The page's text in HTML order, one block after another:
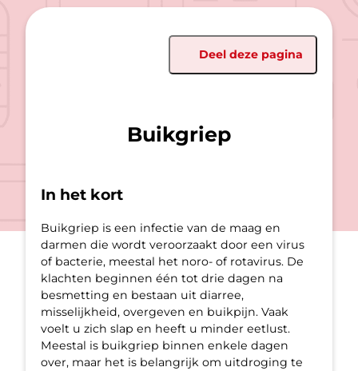
Deel deze pagina
Buikgriep
In het kort
Buikgriep is een infectie van de maag en
darmen die wordt veroorzaakt door een virus
of bacterie, meestal het noro- of rotavirus. De
klachten beginnen één tot drie dagen na
besmetting en bestaan uit diarree,
misselijkheid, overgeven en buikpijn. Vaak
voelt u zich slap en heeft u minder eetlust.
Meestal is buikgriep binnen enkele dagen
over, maar het is belangrijk om uitdroging te